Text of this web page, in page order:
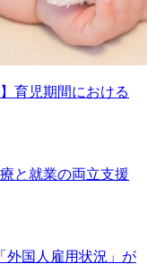
育児期間における
と就業の両立支援
外国人雇用状況」が